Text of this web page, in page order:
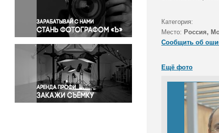
Правосудие
Происшествия и конфликты
Религия
Светская жизнь
Спорт
Экология
Экономика и бизнес
Категория:
Место: Россия,
Сообщить об
Ещё фото